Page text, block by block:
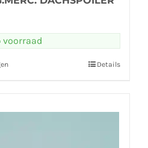
voorraad
Details